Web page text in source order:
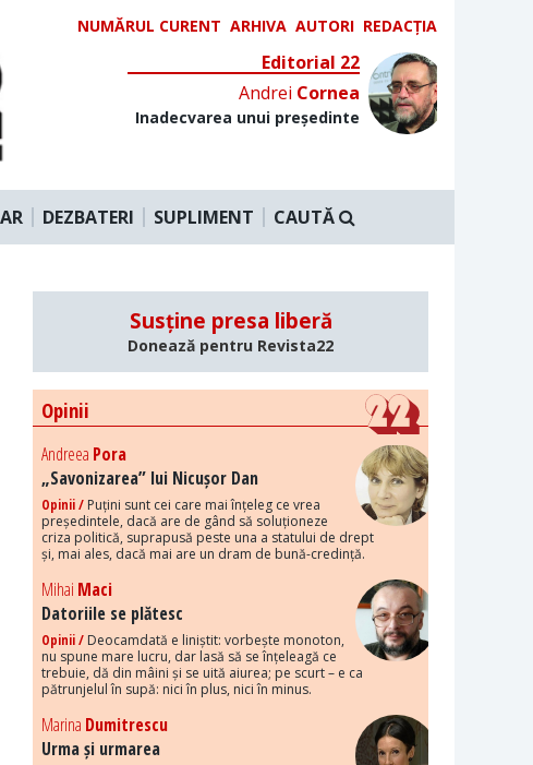
NUMĂRUL CURENT ARHIVA AUTORI REDACȚIA
Editorial 22
Andrei Cornea
Inadecvarea unui președinte
DEZBATERI SUPLIMENT CAUTĂ
Susține presa liberă
Donează pentru Revista22
Opinii
Andreea Pora
„Savonizarea” lui Nicușor Dan
Opinii / Puțini sunt cei care mai înțeleg ce vrea
președintele, dacă are de gând să soluționeze
criza politică, suprapusă peste una a statului de drept
și, mai ales, dacă mai are un dram de bună-credință.
Mihai Maci
Datoriile se plătesc
Opinii / Deocamdată e liniștit: vorbește monoton,
nu spune mare lucru, dar lasă să se înțeleagă ce
trebuie, dă din mâini și se uită aiurea; pe scurt – e ca
pătrunjelul în supă: nici în plus, nici în minus.
Marina Dumitrescu
Urma și urmarea